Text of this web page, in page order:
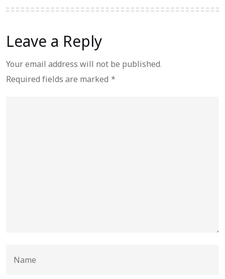
Leave a Reply
Your email address will not be published.
Required fields are marked *